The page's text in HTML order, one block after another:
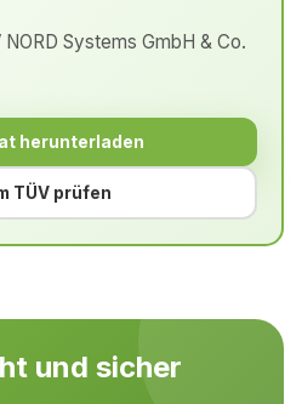
NORD Systems GmbH & Co.
herunterladen
TÜV prüfen
und sicher